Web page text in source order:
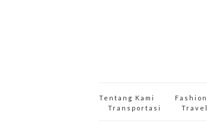
Tentang Kami Fashion
Transportasi